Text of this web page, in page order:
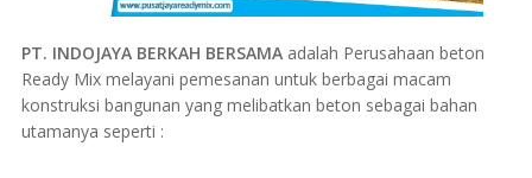
PT. INDOJAYA BERKAH BERSAMA adalah Perusahaan beton
Ready Mix melayani pemesanan untuk berbagai macam
konstruksi bangunan yang melibatkan beton sebagai bahan
utamanya seperti :